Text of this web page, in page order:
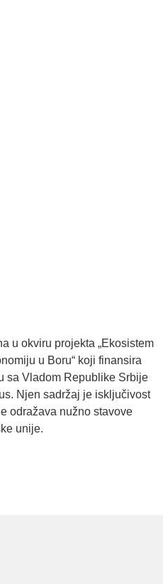
u okviru projekta „Ekosistem
u Boru“ koji finansira
sa Vladom Republike Srbije
Njen sadržaj je isključivost
odražava nužno stavove
unije.